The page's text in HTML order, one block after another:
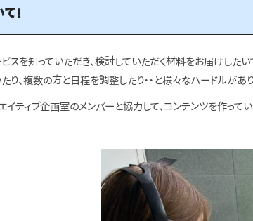
！
を知っていただき、検討していただく材料をお届けした
り、複数の方と日程を調整したり・・と様々なハードルが
ティブ企画室のメンバーと協力して、コンテンツを作ってい